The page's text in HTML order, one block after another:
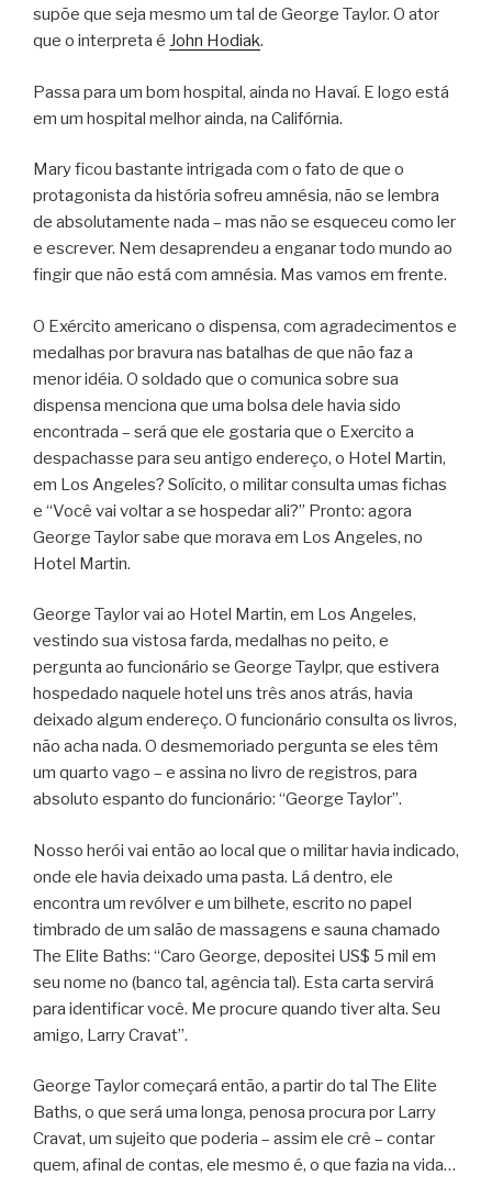
supõe que seja mesmo um tal de George Taylor. O ator
que o interpreta é John Hodiak.
Passa para um bom hospital, ainda no Havaí. E logo está
em um hospital melhor ainda, na Califórnia.
Mary ficou bastante intrigada com o fato de que o
protagonista da história sofreu amnésia, não se lembra
de absolutamente nada – mas não se esqueceu como ler
e escrever. Nem desaprendeu a enganar todo mundo ao
fingir que não está com amnésia. Mas vamos em frente.
O Exército americano o dispensa, com agradecimentos e
medalhas por bravura nas batalhas de que não faz a
menor idéia. O soldado que o comunica sobre sua
dispensa menciona que uma bolsa dele havia sido
encontrada – será que ele gostaria que o Exercito a
despachasse para seu antigo endereço, o Hotel Martin,
em Los Angeles? Solícito, o militar consulta umas fichas
e “Você vai voltar a se hospedar ali?” Pronto: agora
George Taylor sabe que morava em Los Angeles, no
Hotel Martin.
George Taylor vai ao Hotel Martin, em Los Angeles,
vestindo sua vistosa farda, medalhas no peito, e
pergunta ao funcionário se George Taylpr, que estivera
hospedado naquele hotel uns três anos atrás, havia
deixado algum endereço. O funcionário consulta os livros,
não acha nada. O desmemoriado pergunta se eles têm
um quarto vago – e assina no livro de registros, para
absoluto espanto do funcionário: “George Taylor”.
Nosso herói vai então ao local que o militar havia indicado,
onde ele havia deixado uma pasta. Lá dentro, ele
encontra um revólver e um bilhete, escrito no papel
timbrado de um salão de massagens e sauna chamado
The Elite Baths: “Caro George, depositei US$ 5 mil em
seu nome no (banco tal, agência tal). Esta carta servirá
para identificar você. Me procure quando tiver alta. Seu
amigo, Larry Cravat”.
George Taylor começará então, a partir do tal The Elite
Baths, o que será uma longa, penosa procura por Larry
Cravat, um sujeito que poderia – assim ele crê – contar
quem, afinal de contas, ele mesmo é, o que fazia na vida…